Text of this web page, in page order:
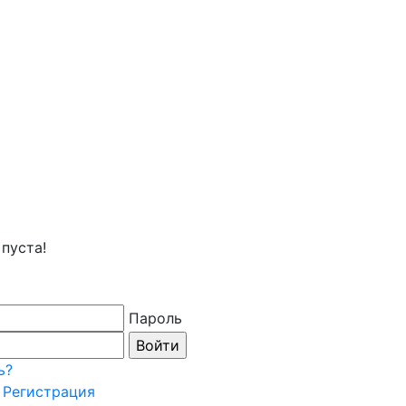
Пароль
Регистрация